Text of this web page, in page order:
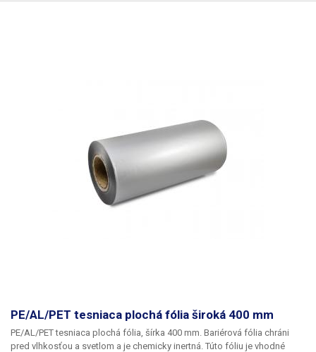
PE/AL/PET tesniaca plochá fólia široká 400 mm
PE/AL/PET tesniaca plochá fólia, šírka 400 mm. Bariérová fólia chráni
pred vlhkosťou a svetlom a je chemicky inertná. Túto fóliu je vhodné